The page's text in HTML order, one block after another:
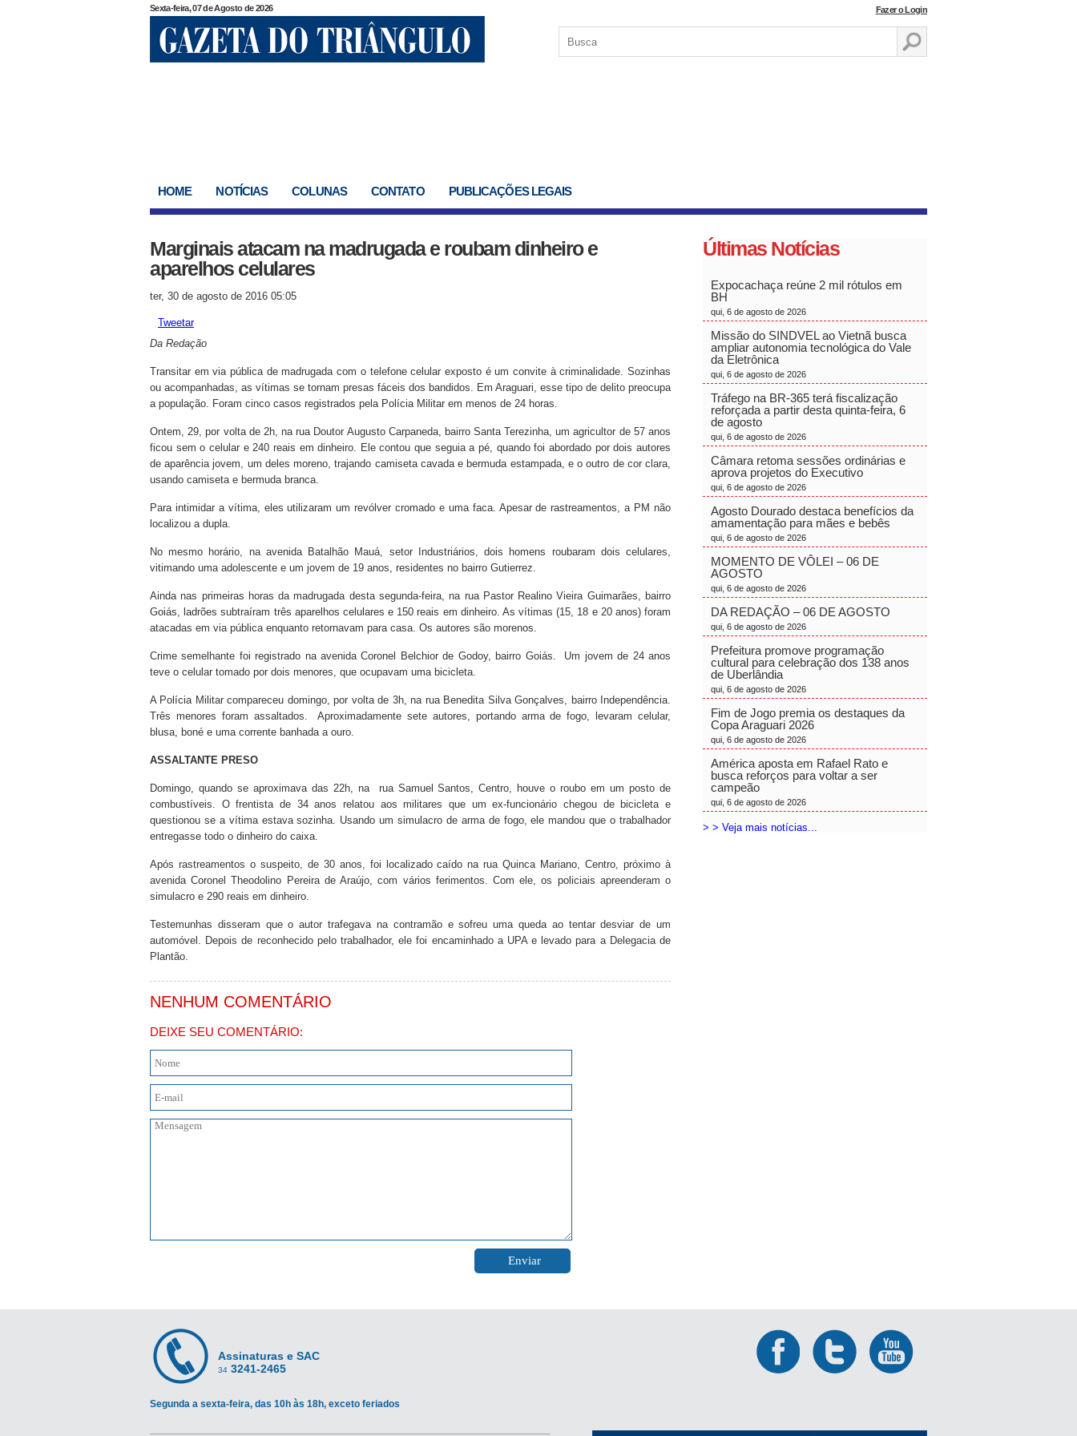
Sexta-feira, 07 de Agosto de 2026 Fazer o Login
HOME NOTÍCIAS COLUNAS CONTATO PUBLICAÇÕES LEGAIS
Marginais atacam na madrugada e roubam dinheiro e
aparelhos celulares
ter, 30 de agosto de 2016 05:05
Tweetar
Da Redação
Transitar em via pública de madrugada com o telefone celular exposto é um convite à criminalidade. Sozinhas
ou acompanhadas, as vítimas se tornam presas fáceis dos bandidos. Em Araguari, esse tipo de delito preocupa
a população. Foram cinco casos registrados pela Polícia Militar em menos de 24 horas.
Ontem, 29, por volta de 2h, na rua Doutor Augusto Carpaneda, bairro Santa Terezinha, um agricultor de 57 anos
ficou sem o celular e 240 reais em dinheiro. Ele contou que seguia a pé, quando foi abordado por dois autores
de aparência jovem, um deles moreno, trajando camiseta cavada e bermuda estampada, e o outro de cor clara,
usando camiseta e bermuda branca.
Para intimidar a vítima, eles utilizaram um revólver cromado e uma faca. Apesar de rastreamentos, a PM não
localizou a dupla.
No mesmo horário, na avenida Batalhão Mauá, setor Industriários, dois homens roubaram dois celulares,
vitimando uma adolescente e um jovem de 19 anos, residentes no bairro Gutierrez.
Ainda nas primeiras horas da madrugada desta segunda-feira, na rua Pastor Realino Vieira Guimarães, bairro
Goiás, ladrões subtraíram três aparelhos celulares e 150 reais em dinheiro. As vítimas (15, 18 e 20 anos) foram
atacadas em via pública enquanto retornavam para casa. Os autores são morenos.
Crime semelhante foi registrado na avenida Coronel Belchior de Godoy, bairro Goiás. Um jovem de 24 anos
teve o celular tomado por dois menores, que ocupavam uma bicicleta.
A Polícia Militar compareceu domingo, por volta de 3h, na rua Benedita Silva Gonçalves, bairro Independência.
Três menores foram assaltados. Aproximadamente sete autores, portando arma de fogo, levaram celular,
blusa, boné e uma corrente banhada a ouro.
ASSALTANTE PRESO
Domingo, quando se aproximava das 22h, na rua Samuel Santos, Centro, houve o roubo em um posto de
combustíveis. O frentista de 34 anos relatou aos militares que um ex-funcionário chegou de bicicleta e
questionou se a vítima estava sozinha. Usando um simulacro de arma de fogo, ele mandou que o trabalhador
entregasse todo o dinheiro do caixa.
Após rastreamentos o suspeito, de 30 anos, foi localizado caído na rua Quinca Mariano, Centro, próximo à
avenida Coronel Theodolino Pereira de Araújo, com vários ferimentos. Com ele, os policiais apreenderam o
simulacro e 290 reais em dinheiro.
Testemunhas disseram que o autor trafegava na contramão e sofreu uma queda ao tentar desviar de um
automóvel. Depois de reconhecido pelo trabalhador, ele foi encaminhado a UPA e levado para a Delegacia de
Plantão.
NENHUM COMENTÁRIO
DEIXE SEU COMENTÁRIO:
Últimas Notícias
Expocachaça reúne 2 mil rótulos em
BH
qui, 6 de agosto de 2026
Missão do SINDVEL ao Vietnã busca
ampliar autonomia tecnológica do Vale
da Eletrônica
qui, 6 de agosto de 2026
Tráfego na BR-365 terá fiscalização
reforçada a partir desta quinta-feira, 6
de agosto
qui, 6 de agosto de 2026
Câmara retoma sessões ordinárias e
aprova projetos do Executivo
qui, 6 de agosto de 2026
Agosto Dourado destaca benefícios da
amamentação para mães e bebês
qui, 6 de agosto de 2026
MOMENTO DE VÔLEI – 06 DE
AGOSTO
qui, 6 de agosto de 2026
DA REDAÇÃO – 06 DE AGOSTO
qui, 6 de agosto de 2026
Prefeitura promove programação
cultural para celebração dos 138 anos
de Uberlândia
qui, 6 de agosto de 2026
Fim de Jogo premia os destaques da
Copa Araguari 2026
qui, 6 de agosto de 2026
América aposta em Rafael Rato e
busca reforços para voltar a ser
campeão
qui, 6 de agosto de 2026
> > Veja mais notícias...
Assinaturas e SAC
34 3241-2465
Segunda a sexta-feira, das 10h às 18h, exceto feriados